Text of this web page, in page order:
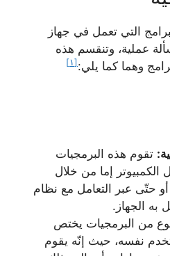
التي تعمل في جهاز
عملية، وتنقسم هذه
وهما كما يلي: [١]
تقوم هذه البرمجيات
إما من خلال
أو حتّى عبر التعامل مع نظام
به الجهاز.
من البرمجيات يختص
نفسه، حيث إنّه يقوم